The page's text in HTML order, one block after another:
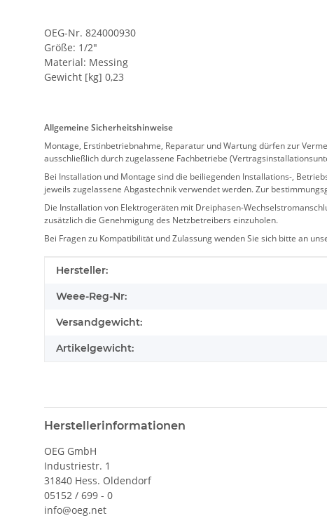
OEG-Nr. 824000930
Größe: 1/2"
Material: Messing
Gewicht [kg] 0,23
Allgemeine Sicherheitshinweise
Montage, Erstinbetriebnahme, Reparatur und Wartung dürfen zur
ausschließlich durch zugelassene Fachbetriebe
Bei Installation und Montage sind die beiliegenden Installations-,
jeweils zugelassene Abgastechnik verwendet werden. Zur
Die Installation von Elektrogeräten mit Dreiphasen-
zusätzlich die Genehmigung des Netzbetreibers einzuholen.
Bei Fragen zu Kompatibilität und Zulassung wenden Sie sich bitte an
Produkteigenschaft
Wert
Hersteller:
Weee-Reg-Nr:
Versandgewicht:
Artikelgewicht:
Herstellerinformationen
OEG GmbH
Industriestr. 1
31840 Hess. Oldendorf
05152 / 699 - 0
info@oeg.net